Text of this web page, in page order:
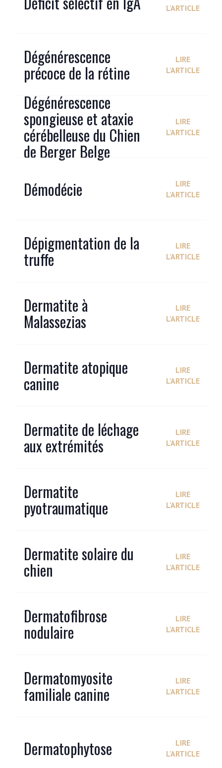
L'ARTICLE
Dégénérescence
précoce de la rétine
LIRE
L'ARTICLE
Dégénérescence
spongieuse et ataxie
cérébelleuse du Chien
de Berger Belge
LIRE
L'ARTICLE
Démodécie
LIRE
L'ARTICLE
Dépigmentation de la
truffe
LIRE
L'ARTICLE
Dermatite à
Malassezias
LIRE
L'ARTICLE
Dermatite atopique
canine
LIRE
L'ARTICLE
Dermatite de léchage
aux extrémités
LIRE
L'ARTICLE
Dermatite
pyotraumatique
LIRE
L'ARTICLE
Dermatite solaire du
chien
LIRE
L'ARTICLE
Dermatofibrose
nodulaire
LIRE
L'ARTICLE
Dermatomyosite
familiale canine
LIRE
L'ARTICLE
Dermatophytose
LIRE
L'ARTICLE